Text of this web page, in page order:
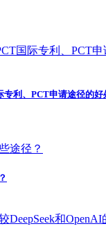
专利、PCT申请途径的